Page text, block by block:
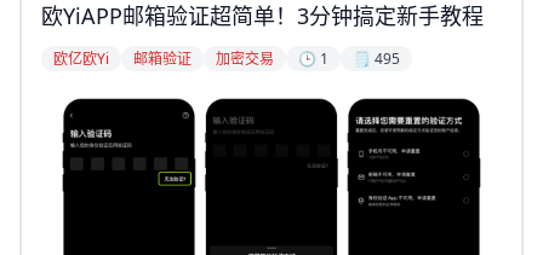
欧yiAPP邮箱验证超简单！3分钟搞定新手教程
欧亿欧yi 邮箱验证 加密交易 🕒 1 🗒️ 495